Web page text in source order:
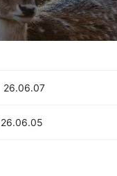
26.06.07
26.06.05